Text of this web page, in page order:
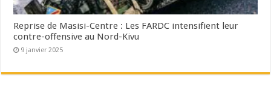
Reprise de Masisi-Centre : Les FARDC intensifient leur
contre-offensive au Nord-Kivu
9 janvier 2025